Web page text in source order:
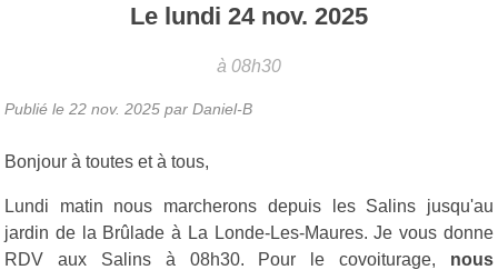
Le lundi 24 nov. 2025
à 08h30
Publié le 22 nov. 2025 par Daniel-B
Bonjour à toutes et à tous,
Lundi matin nous marcherons depuis les Salins jusqu'au
jardin de la Brûlade à La Londe-Les-Maures. Je vous donne
RDV aux Salins à 08h30. Pour le covoiturage, nous